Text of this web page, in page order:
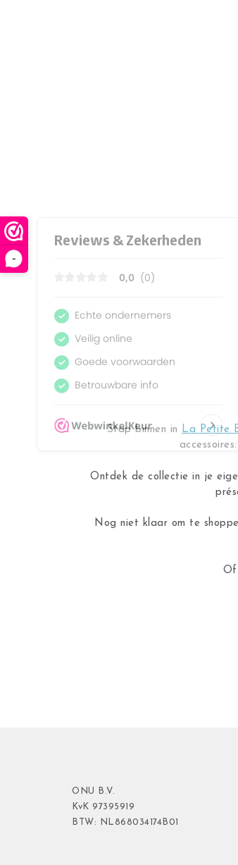
-
Stap binnen in La Petite
Ontdek de collectie in je
Nog niet klaar om te
Of
ONU B.V.
KvK 97395919
BTW: NL868034174B01